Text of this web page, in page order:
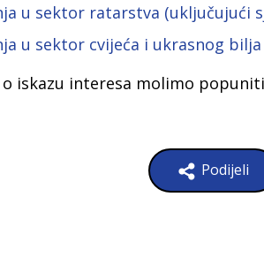
u sektor ratarstva (uključujući
u sektor cvijeća i ukrasnog bilja
iskazu interesa molimo
Podijeli